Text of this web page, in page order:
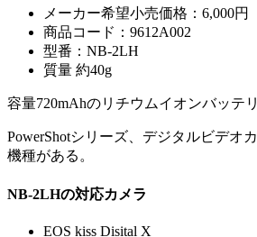
メーカー希望小売価格：6,000円
商品コード：9612A002
型番：NB-2LH
質量 約40g
容量720mAhのリチウムイオンバッテリ
PowerShotシリーズ、デジタルビデオ
機種がある。
NB-2LHの対応カメラ
EOS kiss Disital X